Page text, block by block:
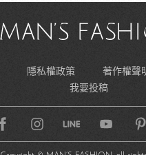
隱私權政策 著作權聲
我要投稿